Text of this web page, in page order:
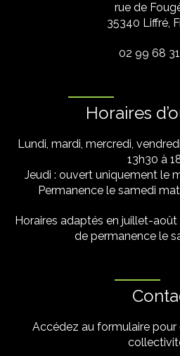
rue de
35340 Liffré,
02 99 68
Horaires
Lundi, mardi, mercredi,
13h30 à
Jeudi : ouvert uniquement le
Permanence le samedi
Horaires adaptés en juillet-
de permanence le
Accédez au formulaire pour